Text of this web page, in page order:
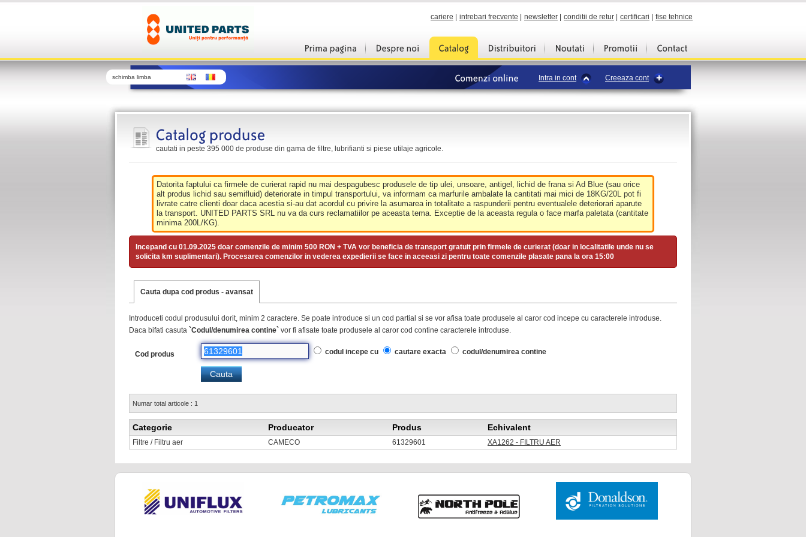
cariere intrebari frecvente newsletter conditii de retur certificari fise tehnice
schimba limba Intra in cont Creeaza cont
cautati in peste 395 000 de produse din gama de filtre, lubrifianti si piese utilaje agricole.
Datorita faptului ca firmele de curierat rapid nu mai despagubesc produsele de tip ulei, unsoare, antigel, lichid de frana si Ad Blue (sau orice
alt produs lichid sau semifluid) deteriorate in timpul transportului, va informam ca marfurile ambalate la cantitati mai mici de 18KG/20L pot fi
livrate catre clienti doar daca acestia si-au dat acordul cu privire la asumarea in totalitate a raspunderii pentru eventualele deteriorari aparute
la transport. UNITED PARTS SRL nu va da curs reclamatiilor pe aceasta tema. Exceptie de la aceasta regula o face marfa paletata (cantitate
minima 200L/KG).
Incepand cu 01.09.2025 doar comenzile de minim 500 RON + TVA vor beneficia de transport gratuit prin firmele de curierat (doar in localitatile unde nu se
solicita km suplimentari). Procesarea comenzilor in vederea expedierii se face in aceeasi zi pentru toate comenzile plasate pana la ora 15:00
Cauta dupa cod produs - avansat
Introduceti codul produsului dorit, minim 2 caractere. Se poate introduce si un cod partial si se vor afisa toate produsele al caror cod incepe cu caracterele introduse.
Daca bifati casuta `Codul/denumirea contine` vor fi afisate toate produsele al caror cod contine caracterele introduse.
Cod produs codul incepe cu cautare exacta codul/denumirea contine
Numar total articole : 1
Categorie Producator Produs Echivalent
Filtre / Filtru aer CAMECO 61329601 XA1262 - FILTRU AER